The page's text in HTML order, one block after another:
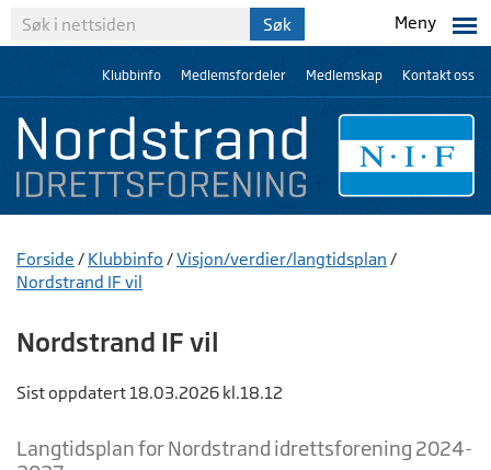
Meny
Klubbinfo Medlemsfordeler Medlemskap Kontakt oss
Forside / Klubbinfo /Visjon/verdier/langtidsplan /
Nordstrand IF vil
Nordstrand IF vil
Sist oppdatert 18.03.2026 kl.18.12
Langtidsplan for Nordstrand idrettsforening 2024-